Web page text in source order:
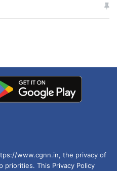
खाई में धक्का… आरोपियों ने
www.cgnn.in, the privacy of
This Privacy Policy